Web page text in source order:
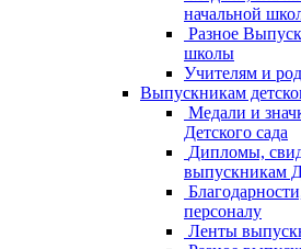
начальной
Разное
школы
Учителям и
Выпускникам
Медали и
Детского сада
Дипломы,
выпускникам
персоналу
Ленты